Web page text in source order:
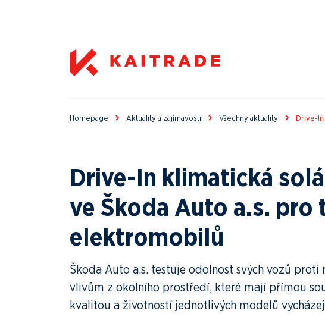
Homepage Aktuality a zajímavosti Všechny aktuality Drive-
Drive-In klimatická
ve Škoda Auto a.s. pro
elektromobilů
Škoda Auto a.s. testuje odolnost svých vozů
vlivům z okolního prostředí, které mají přímou
kvalitou a životností jednotlivých modelů